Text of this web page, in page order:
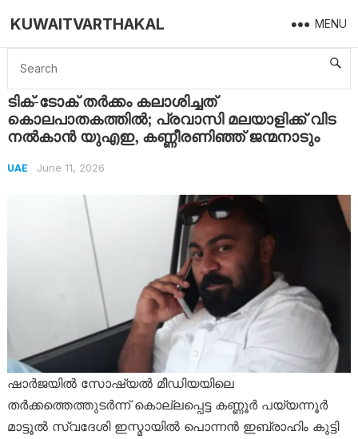
KUWAITVARTHAKAL MENU
Home UAE ടിക്-ടോക് തർക്കം കലാശിച്ചത് കൊലപാതകത്തിൽ; പ്രവാസി മലയാളിക്ക് വിട നൽകാൻ യുഎഇ, കണ്ണീരണിഞ്ഞ് ജന്മനാടും
ടിക്-ടോക് തർക്കം കലാശിച്ചത്
കൊലപാതകത്തിൽ; പ്രവാസി മലയാളിക്ക് വിട
നൽകാൻ യുഎഇ, കണ്ണീരണിഞ്ഞ് ജന്മനാടും
UAE June 11, 2026
ഷാർജയിൽ സോഷ്യൽ മീഡിയയിലെ
തർക്കത്തെത്തുടർന്ന് കൊല്ലപ്പെട്ട കണ്ണൂർ പയ്യന്നൂർ
മാട്ടൂൽ സ്വദേശി ഇസ്മായിൽ പൊന്നൻ ഇബ്രാഹിം കുട്ടി